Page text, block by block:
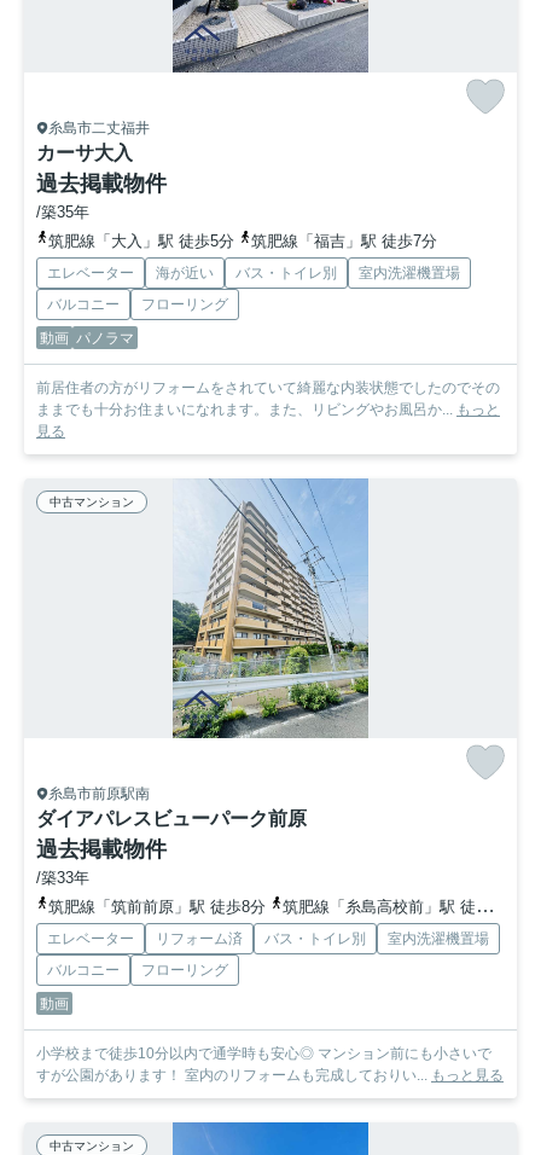
糸島市二丈福井
カーサ大入
過去掲載物件
/築35年
筑肥線「大入」駅 徒歩5分
筑肥線「福吉」駅 徒歩7分
エレベーター 海が近い バス・トイレ別
室内洗濯機置場
バルコニー
フローリング
動画 パノラマ
前居住者の方がリフォームをされていて綺麗な内装状態でしたのでその
ままでも十分お住まいになれます。また、リビングやお風呂か... もっと
見る
中古マンション
糸島市前原駅南
ダイアパレスビューパーク前原
過去掲載物件
/築33年
筑肥線「筑前前原」駅 徒歩8分
筑肥線「糸島高校前」駅 徒歩22分
エレベーター リフォーム済 バス・トイレ別
室内洗濯機置場
バルコニー
フローリング
動画
小学校まで徒歩10分以内で通学時も安心◎ マンション前にも小さいで
すが公園があります！ 室内のリフォームも完成しておりい... もっと見る
中古マンション